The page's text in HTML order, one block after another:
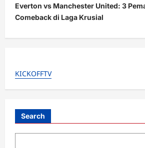
n
a
v
g
o
Everton vs Manchester United: 3
Comeback di Laga Krusial
KICKOFFTV
Search